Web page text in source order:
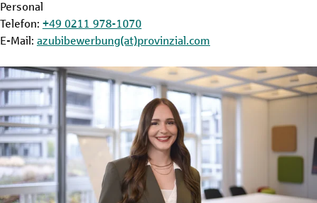
Personal
Telefon: +49 0211 978-1070
E-Mail: azubibewerbung(at)provinzial.com